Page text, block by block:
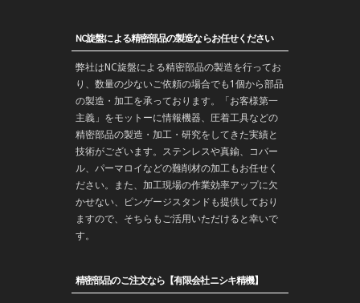
NC旋盤による精密部品の製造ならお任せください
弊社はNC旋盤による精密部品の製造を行ってお
り、数量の少ないご依頼の場合でも1個から部品
の製造・加工を承っております。「お客様第一
主義」をモットーに情報機器、圧着工具などの
精密部品の製造・ 加工 ・ 研究をしてきた実績と
技術がございます。 ステンレスや真鍮、コバー
ル、パーマロイなどの難削材の加工もお任せく
ださい。また、加工現場の作業効率アップに欠
かせない、ピンゲージスタンドも提供しており
ますので、そちらもご活用いただけると幸いで
す。
精密部品のご注文なら【有限会社ニシキ精機】